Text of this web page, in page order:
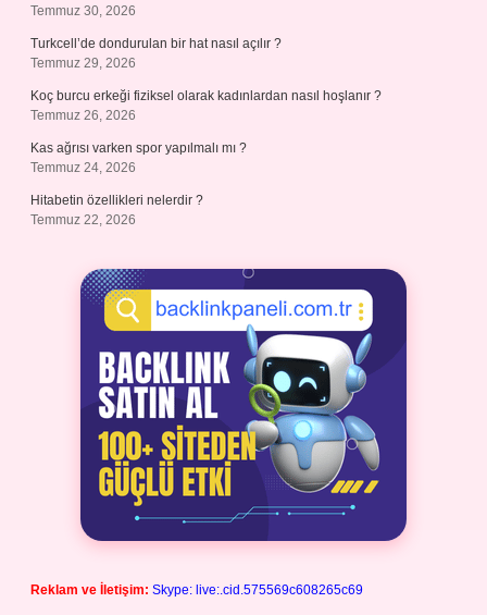
Temmuz 30, 2026
Turkcell’de dondurulan bir hat nasıl açılır ?
Temmuz 29, 2026
Koç burcu erkeği fiziksel olarak kadınlardan nasıl hoşlanır ?
Temmuz 26, 2026
Kas ağrısı varken spor yapılmalı mı ?
Temmuz 24, 2026
Hitabetin özellikleri nelerdir ?
Temmuz 22, 2026
Reklam ve İletişim: Skype: live:.cid.575569c608265c69